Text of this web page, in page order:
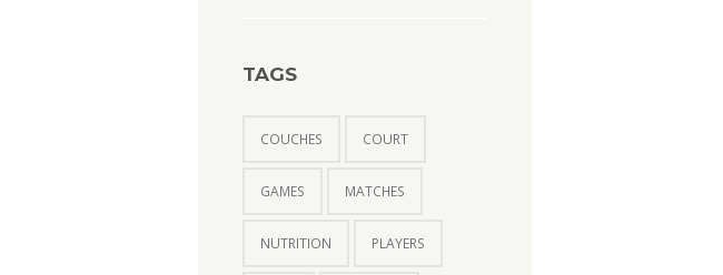
TAGS
COUCHES COURT
GAMES MATCHES
NUTRITION PLAYERS